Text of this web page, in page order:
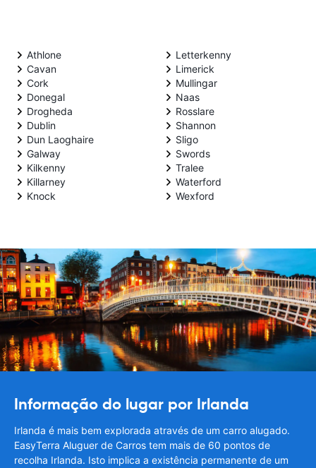
Athlone
Cavan
Cork
Donegal
Drogheda
Dublin
Dun Laoghaire
Galway
Kilkenny
Killarney
Knock
Letterkenny
Limerick
Mullingar
Naas
Rosslare
Shannon
Sligo
Swords
Tralee
Waterford
Wexford
Informação do lugar por Irlanda
Irlanda é mais bem explorada através de um carro alugado.
EasyTerra Aluguer de Carros tem mais de 60 pontos de
recolha Irlanda. Isto implica a existência permanente de um